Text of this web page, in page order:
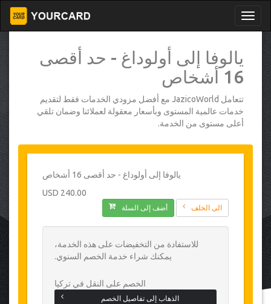
يالوفا إلى أولوداغ - حد أقصى
16 أشخاص
تتعامل JazicoWorld مع أفضل مزودي الخدمات فقط لتقديم
خدمات عالمية المستوى وبأسعار معقولة لعملائنا وضمان تلقي
أعلى مستوى من الخدمة.
يالوفا إلى أولوداغ - حد أقصى 16 أشخاص
240.00 USD
الى الخلف أضف إلى السلة
للاستفادة من التخفيضات على هذه الخدمة،
يمكنك شراء خدمة الخصم السنوي.
الخصم على النقل في تركيا
الذهاب إلى تفاصيل الخصم